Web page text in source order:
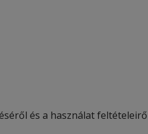
és a használat